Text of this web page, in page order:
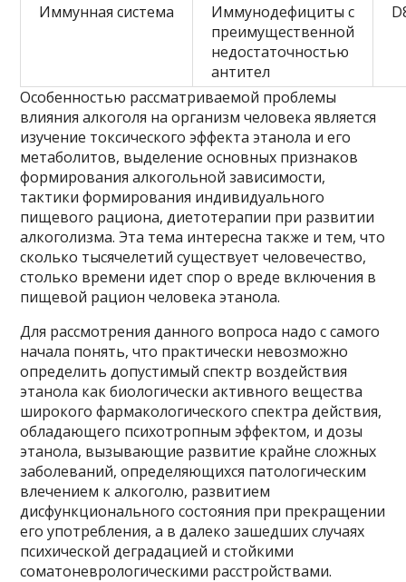
Иммунная система
Иммунодефициты с
преимущественной
недостаточностью
антител
Особенностью рассматриваемой проблемы
влияния алкоголя на организм человека является
изучение токсического эффекта этанола и его
метаболитов, выделение основных признаков
формирования алкогольной зависимости,
тактики формирования индивидуального
пищевого рациона, диетотерапии при развитии
алкоголизма. Эта тема интересна также и тем, что
сколько тысячелетий существует человечество,
столько времени идет спор о вреде включения в
пищевой рацион человека этанола.
Для рассмотрения данного вопроса надо с самого
начала понять, что практически невозможно
определить допустимый спектр воздействия
этанола как биологически активного вещества
широкого фармакологического спектра действия,
обладающего психотропным эффектом, и дозы
этанола, вызывающие развитие крайне сложных
заболеваний, определяющихся патологическим
влечением к алкоголю, развитием
дисфункционального состояния при прекращении
его употребления, а в далеко зашедших случаях
психической деградацией и стойкими
соматоневрологическими расстройствами.